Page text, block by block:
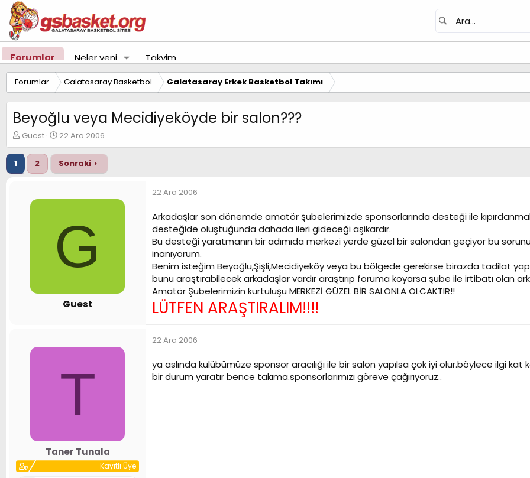
Forumlar Neler yeni Takvim
Forumlar Galatasaray Basketbol Galatasaray Erkek Basketbol Takımı
Beyoğlu veya Mecidiyeköyde bir salon???
K
o
n
u
y
Guest
B
a
ş
l
a
g
t
a
r
22 Ara 2006
1 2 Sonraki
G
Guest
22 Ara 2006
Arkadaşlar son dönemde amatör şubelerimizde sponsorlarında desteği ile
desteğide oluştuğunda dahada ileri gideceği aşikardır.
Bu desteği yaratmanın bir adımıda merkezi yerde güzel bir salondan geçiyor bu
inanıyorum.
Benim isteğim Beyoğlu,Şişli,Mecidiyeköy veya bu bölgede gerekirse birazda tadilat
bunu araştırabilecek arkadaşlar vardır araştırıp foruma koyarsa şube ile irtibatı olan
Amatör Şubelerimizin kurtuluşu MERKEZİ GÜZEL BİR SALONLA OLCAKTIR!!
LÜTFEN ARAŞTIRALIM!!!!
T
Taner Tunala
Kayıtlı Üye
22 Ara 2006
ya aslında kulübümüze sponsor aracılığı ile bir salon yapılsa çok iyi olur.böylece ilgi
bir durum yaratır bence takıma.sponsorlarımızı göreve çağırıyoruz..